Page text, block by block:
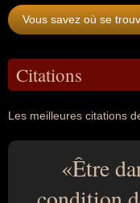
Vous savez où se
Citations
Les meilleures citations
Être